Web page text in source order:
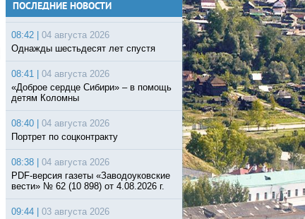
ПОСЛЕДНИЕ НОВОСТИ
08:42 |
04 августа 2026
Однажды шестьдесят лет спустя
08:41 |
04 августа 2026
«Доброе сердце Сибири» – в помощь
детям Коломны
08:40 |
04 августа 2026
Портрет по соцконтракту
08:38 |
04 августа 2026
PDF-версия газеты «Заводоуковские
вести» № 62 (10 898) от 4.08.2026 г.
09:44 |
03 августа 2026